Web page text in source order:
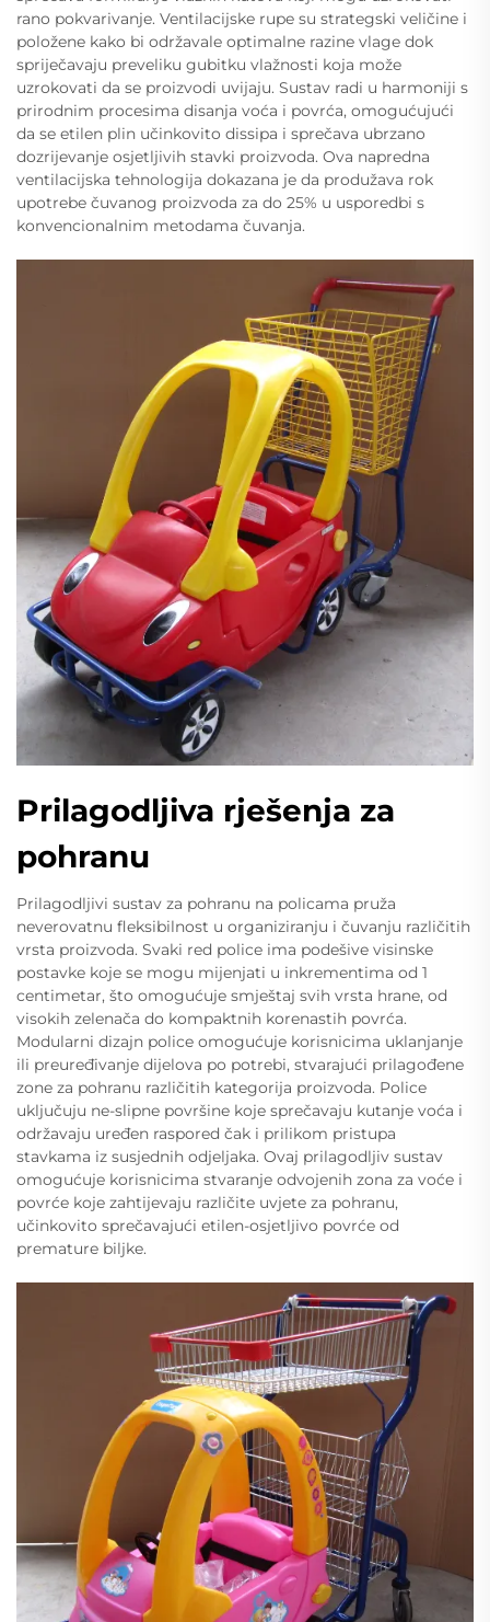
rano pokvarivanje. Ventilacijske rupe su strategski veličine i
položene kako bi održavale optimalne razine vlage dok
spriječavaju preveliku gubitku vlažnosti koja može
uzrokovati da se proizvodi uvijaju. Sustav radi u harmoniji s
prirodnim procesima disanja voća i povrća, omogućujući
da se etilen plin učinkovito dissipa i sprečava ubrzano
dozrijevanje osjetljivih stavki proizvoda. Ova napredna
ventilacijska tehnologija dokazana je da produžava rok
upotrebe čuvanog proizvoda za do 25% u usporedbi s
konvencionalnim metodama čuvanja.
Prilagodljiva rješenja za
pohranu
Prilagodljivi sustav za pohranu na policama pruža
neverovatnu fleksibilnost u organiziranju i čuvanju različitih
vrsta proizvoda. Svaki red police ima podešive visinske
postavke koje se mogu mijenjati u inkrementima od 1
centimetar, što omogućuje smještaj svih vrsta hrane, od
visokih zelenača do kompaktnih korenastih povrća.
Modularni dizajn police omogućuje korisnicima uklanjanje
ili preuređivanje dijelova po potrebi, stvarajući prilagođene
zone za pohranu različitih kategorija proizvoda. Police
uključuju ne-slipne površine koje sprečavaju kutanje voća i
održavaju uređen raspored čak i prilikom pristupa
stavkama iz susjednih odjeljaka. Ovaj prilagodljiv sustav
omogućuje korisnicima stvaranje odvojenih zona za voće i
povrće koje zahtijevaju različite uvjete za pohranu,
učinkovito sprečavajući etilen-osjetljivo povrće od
premature biljke.